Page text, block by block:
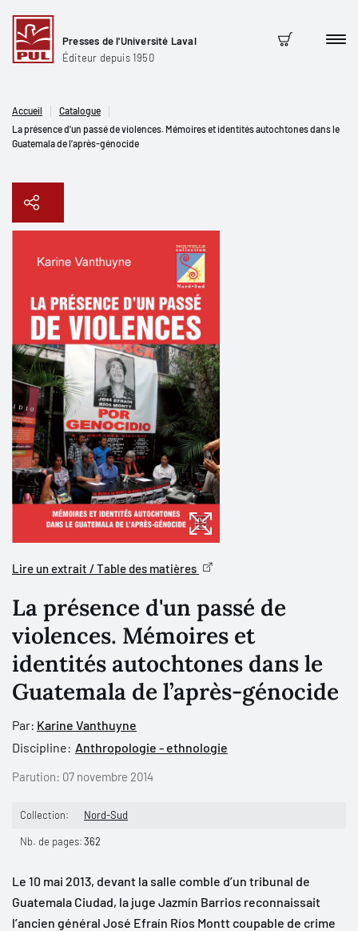
Presses de l'Université Laval
Éditeur depuis 1950
Panier
Accueil
Catalogue
La présence d'un passé de violences. Mémoires et identités autochtones dans le
Guatemala de l’après-génocide
Lire un extrait / Table des matières
La présence d'un passé de
violences. Mémoires et
identités autochtones dans le
Guatemala de l’après-génocide
Par: Karine Vanthuyne
Discipline: Anthropologie - ethnologie
Parution: 07 novembre 2014
Collection: Nord-Sud
Nb. de pages:362
Le 10 mai 2013, devant la salle comble d’un tribunal de
Guatemala Ciudad, la juge Jazmín Barrios reconnaissait
l’ancien général José Efraín Ríos Montt coupable de crime